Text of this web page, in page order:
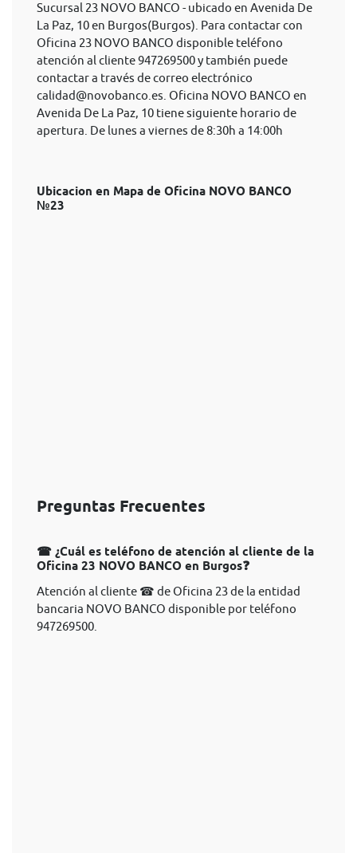
Sucursal 23 NOVO BANCO - ubicado en Avenida De
La Paz, 10 en Burgos(Burgos). Para contactar con
Oficina 23 NOVO BANCO disponible teléfono
atención al cliente 947269500 y también puede
contactar a través de correo electrónico
calidad@novobanco.es . Oficina NOVO BANCO en
Avenida De La Paz, 10 tiene siguiente horario de
apertura. De lunes a viernes de 8:30h a 14:00h
Ubicacion en Mapa de Oficina NOVO BANCO
№23
Preguntas Frecuentes
☎ ¿Cuál es teléfono de atención al cliente de la
Oficina 23 NOVO BANCO en Burgos❓
Atención al cliente ☎ de Oficina 23 de la entidad
bancaria NOVO BANCO disponible por teléfono
947269500.